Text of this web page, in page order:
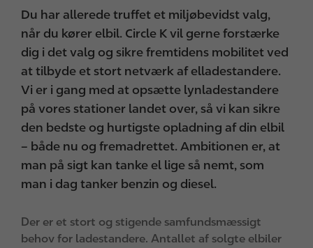
Du har allerede truffet et miljøbevidst valg,
når du kører elbil. Circle K vil gerne forstærke
dig i det valg og sikre fremtidens mobilitet ved
at tilbyde et stort netværk af elladestandere.
Vi er i gang med at opsætte lynladestandere
på vores stationer landet over, så vi kan sikre
den bedste og hurtigste opladning af din elbil
– både nu og fremadrettet. Ambitionen er, at
man på sigt kan tanke el lige så nemt, som
man i dag tanker benzin og diesel.
Der er et stort og stigende samfundsmæssigt
behov for ladestandere. Antallet af solgte elbiler